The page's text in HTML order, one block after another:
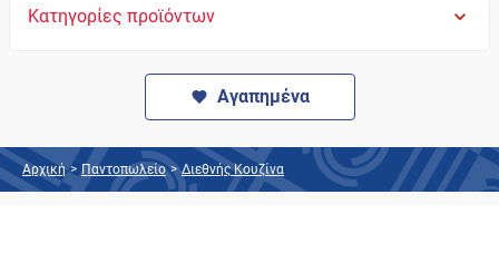
Κατηγορίες προϊόντων
Αγαπημένα
Αρχική > Παντοπωλείο > Διεθνής Κουζίνα